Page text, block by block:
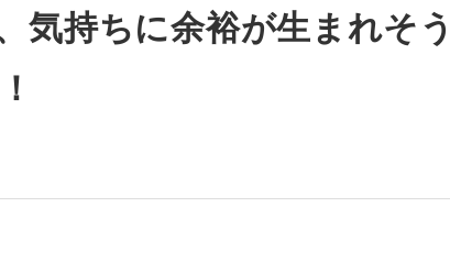
気持ちに余裕が生まれそ